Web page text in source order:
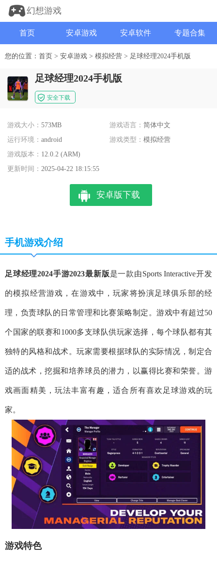
幻想游戏
首页 安卓游戏 安卓软件 专题合集
您的位置： 首页 > 安卓游戏 > 模拟经营 > 足球经理2024手机版
足球经理2024手机版
安全下载
游戏大小： 573MB 游戏语言：简体中文
运行环境： android 游戏类型：模拟经营
游戏版本： 12.0.2 (ARM)
更新时间： 2025-04-22 18:15:55
安卓版下载
手机游戏介绍
足球经理2024手游2023最新版是一款由Sports Interactive开发
的模拟经营游戏，在游戏中，玩家将扮演足球俱乐部的经
理，负责球队的日常管理和比赛策略制定。游戏中有超过50
个国家的联赛和1000多支球队供玩家选择，每个球队都有其
独特的风格和战术。玩家需要根据球队的实际情况，制定合
适的战术，挖掘和培养球员的潜力，以赢得比赛和荣誉。游
戏画面精美，玩法丰富有趣，适合所有喜欢足球游戏的玩
家。
游戏特色